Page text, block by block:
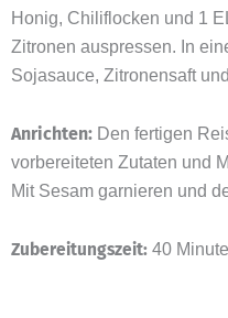
Honig, Chiliflocken und 1
Zitronen auspressen. In
Sojasauce, Zitronensaft
Anrichten: Den fertigen
vorbereiteten Zutaten und
Mit Sesam garnieren und
Zubereitungszeit: 40